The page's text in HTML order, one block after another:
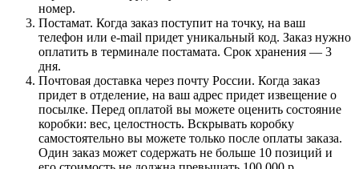
номер.
Постамат. Когда заказ поступит на точку, на ваш
телефон или e-mail придет уникальный код. Заказ нужно
оплатить в терминале постамата. Срок хранения — 3
дня.
Почтовая доставка через почту России. Когда заказ
придет в отделение, на ваш адрес придет извещение о
посылке. Перед оплатой вы можете оценить состояние
коробки: вес, целостность. Вскрывать коробку
самостоятельно вы можете только после оплаты заказа.
Один заказ может содержать не больше 10 позиций и